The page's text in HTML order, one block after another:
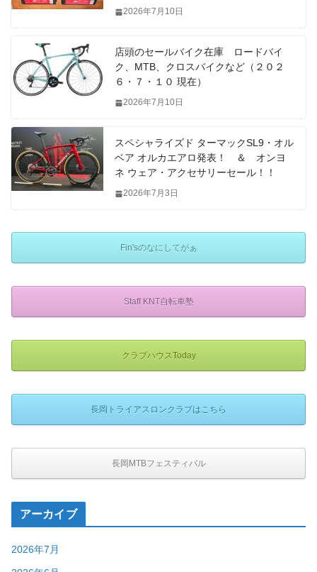
2026年7月10日
店頭のセールバイク在庫 ロードバイ
ク、MTB、クロスバイクなど（２０２
６・７・１０ 現在）
2026年7月10日
スペシャライズド ターマックSL9・オル
ベア オルカエアロ発表！ ＆ オンヨ
ネ ウェア・アクセサリーセール！！
2026年7月3日
Fin'sのなにしてがぁ
Staff KNT自転車塾
クラブハウスToday
長岡トライアスロンクラブはこちら
長岡MTBフェスティバル
アーカイブ
2026年7月